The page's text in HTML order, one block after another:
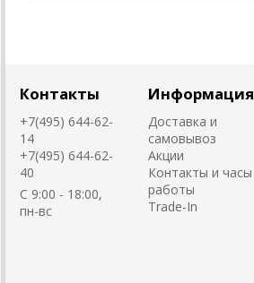
Контакты
+7(495) 644-62-
14
+7(495) 644-62-
40
C 9:00 - 18:00,
пн-вс
Информация
Доставка и
самовывоз
Акции
Контакты и часы
работы
Trade-In